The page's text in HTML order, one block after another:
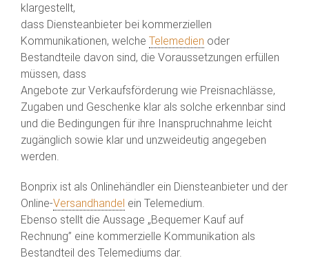
klargestellt,
dass Diensteanbieter bei kommerziellen
Kommunikationen, welche Telemedien oder
Bestandteile davon sind, die Voraussetzungen erfüllen
müssen, dass
Angebote zur Verkaufsförderung wie Preisnachlässe,
Zugaben und Geschenke klar als solche erkennbar sind
und die Bedingungen für ihre Inanspruchnahme leicht
zugänglich sowie klar und unzweideutig angegeben
werden.
Bonprix ist als Onlinehändler ein Diensteanbieter und der
Online-Versandhandel ein Telemedium.
Ebenso stellt die Aussage „Bequemer Kauf auf
Rechnung” eine kommerzielle Kommunikation als
Bestandteil des Telemediums dar.